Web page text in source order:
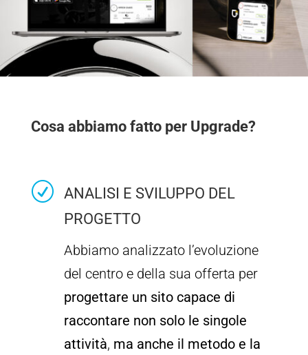
Cosa abbiamo fatto per Upgrade?
R
ANALISI E SVILUPPO DEL
PROGETTO
Abbiamo analizzato l’evoluzione
del centro e della sua offerta per
progettare un sito capace di
raccontare non solo le singole
attività, ma anche il metodo e la